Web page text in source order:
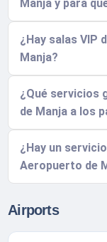
Manja y para
¿Hay salas VIP
Manja?
¿Qué servicios
de Manja a los
¿Hay un
Aeropuerto de
Airports